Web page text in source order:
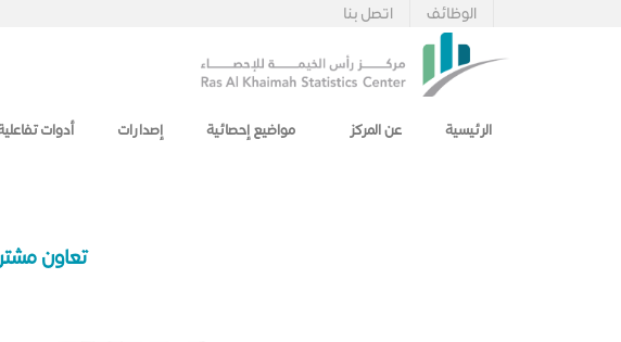
اتصل بنا الوظائف
الرئيسية عن المركز مواضيع إحصائية إصدارات أدوات
تعاون